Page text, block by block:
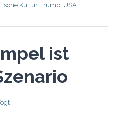
Kultur,Trump, USA
ist